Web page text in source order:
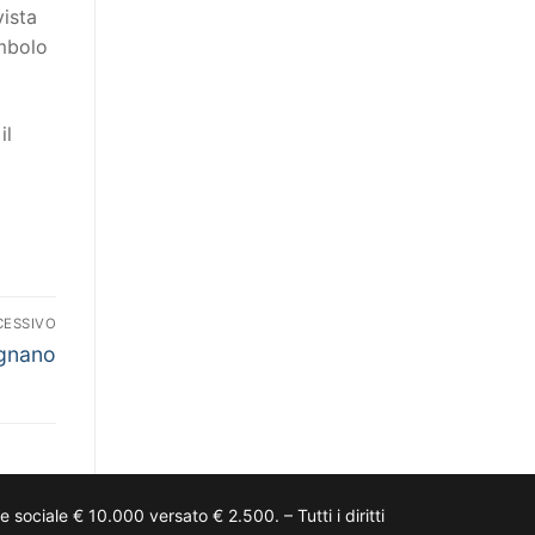
sociale € 10.000 versato € 2.500. – Tutti i diritti